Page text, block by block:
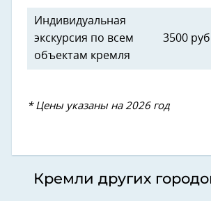
Индивидуальная
экскурсия по всем
объектам кремля
3500
* Цены указаны на 2026 год
Кремли других